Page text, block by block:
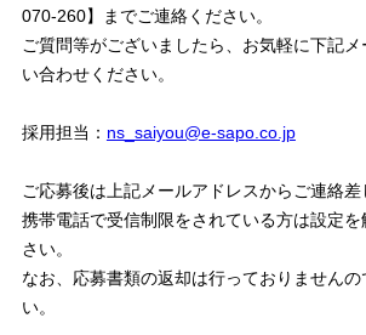
070-260】までご連絡ください。
ご質問等がございましたら、お気軽に下記
い合わせください。
採用担当： ns_saiyou@e-sapo.co.jp
ご応募後は上記メールアドレスからご連絡差
携帯電話で受信制限をされている方は設定
さい。
なお、応募書類の返却は行っておりませんの
い。